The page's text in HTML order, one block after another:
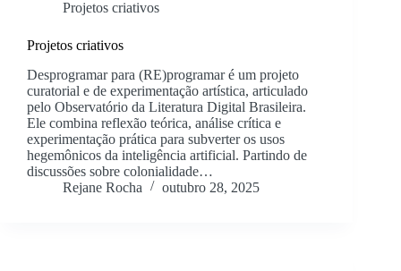
Projetos criativos
Projetos criativos
Desprogramar para (RE)programar é um projeto
curatorial e de experimentação artística, articulado
pelo Observatório da Literatura Digital Brasileira.
Ele combina reflexão teórica, análise crítica e
experimentação prática para subverter os usos
hegemônicos da inteligência artificial. Partindo de
discussões sobre colonialidade…
Rejane Rocha
outubro 28, 2025